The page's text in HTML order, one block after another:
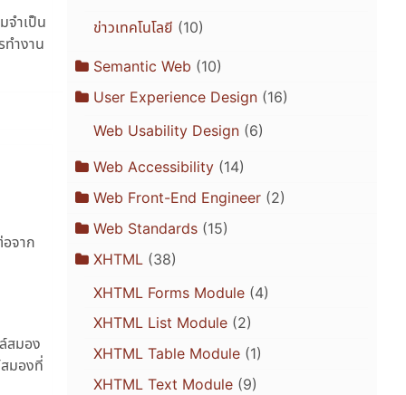
จำเป็น
ทำงาน
จาก
สมอง
สมองที่
ข่าวเทคโนโลยี (10)
Semantic Web (10)
User Experience Design (16)
Web Usability Design(6)
Web Accessibility (14)
Web Front-End Engineer (2)
Web Standards (15)
XHTML (38)
XHTML Forms Module(4)
XHTML List Module(2)
XHTML Table Module(1)
XHTML Text Module(9)